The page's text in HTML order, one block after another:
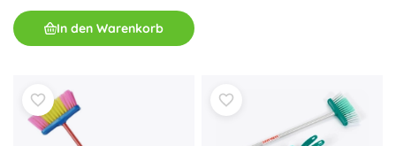
In den Warenkorb